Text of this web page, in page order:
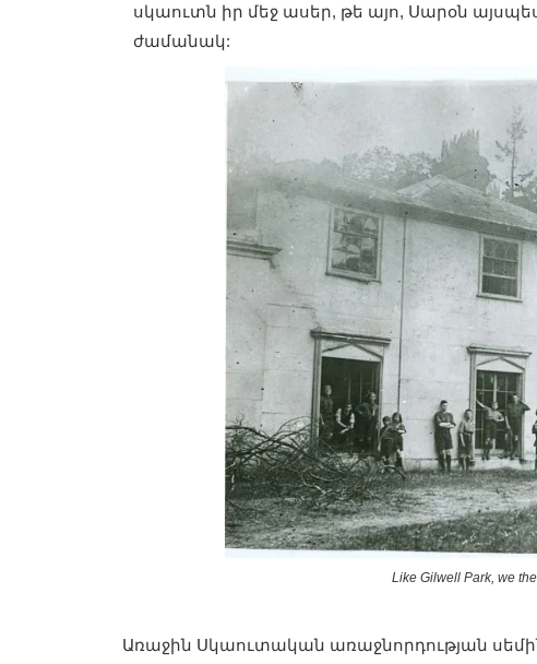
սկաուտն իր մեջ ասեր, թե այո, Սարօն
ժամանակ:
Like Gilwell Park, we
Առաջին Սկաուտական առաջնորդության